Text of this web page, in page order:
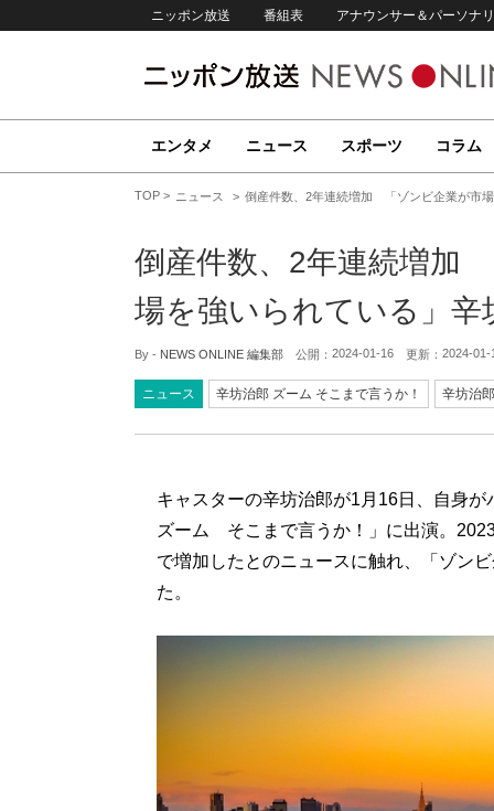
ニッポン放送 番組表 アナウンサー＆パーソナ
エンタメ ニュース スポーツ コラム
TOP ニュース 倒産件数、2年連続増加 「ゾンビ企業が市
倒産件数、2年連続増加
場を強いられている」辛
By - NEWS ONLINE 編集部 公開： 2024-01-16 更新： 2024-01-
ニュース 辛坊治郎 ズーム そこまで言うか！ 辛坊治郎
キャスターの辛坊治郎が1月16日、自身
ズーム そこまで言うか！」に出演。
で増加したとのニュースに触れ、「ゾン
た。